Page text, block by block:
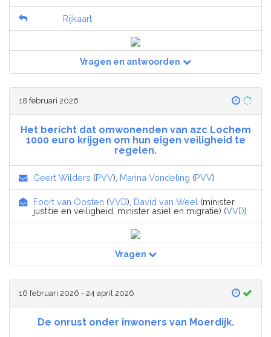
Rijkaart
Vragen en antwoorden
18 februari 2026
Het bericht dat omwonenden van azc Lochem
1000 euro krijgen om hun eigen veiligheid te
regelen.
Geert Wilders (PVV), Marina Vondeling (PVV)
Foort van Oosten (VVD), David van Weel (minister
justitie en veiligheid, minister asiel en migratie) (VVD)
Vragen
16 februari 2026 - 24 april 2026
De onrust onder inwoners van Moerdijk.